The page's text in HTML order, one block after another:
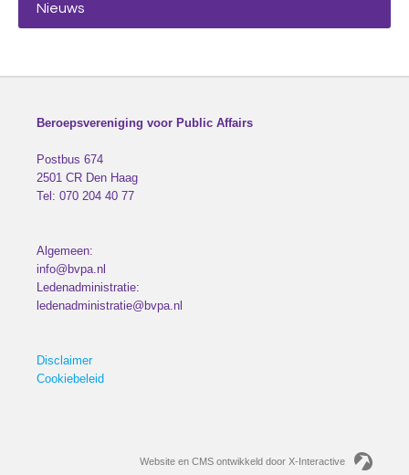
Nieuws
Beroepsvereniging voor Public Affairs
Postbus 674
2501 CR Den Haag
Tel: 070 204 40 77
Algemeen:
info@bvpa.nl
Ledenadministratie:
ledenadministratie@bvpa.nl
Disclaimer
Cookiebeleid
Website en CMS ontwikkeld door X-Interactive